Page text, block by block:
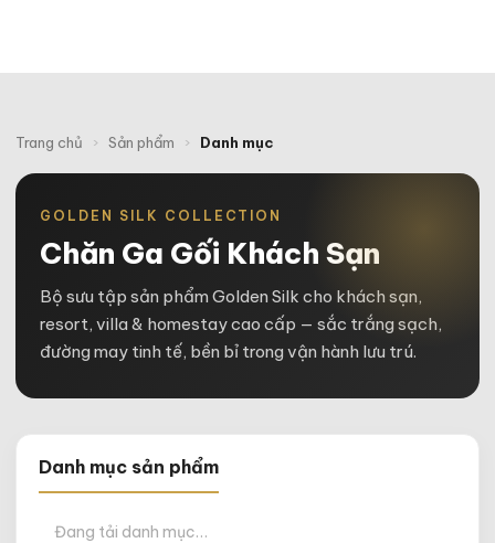
Trang chủ › Sản phẩm › Danh mục
GOLDEN SILK COLLECTION
Chăn Ga Gối Khách Sạn
Bộ sưu tập sản phẩm Golden Silk cho khách sạn,
resort, villa & homestay cao cấp — sắc trắng sạch,
đường may tinh tế, bền bỉ trong vận hành lưu trú.
Danh mục sản phẩm
Đang tải danh mục…